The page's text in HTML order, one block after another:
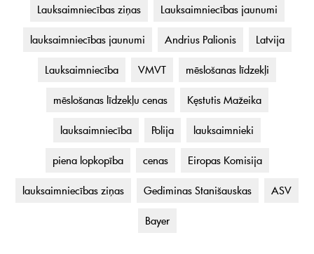
Lauksaimniecības ziņas Lauksaimniecības jaunumi
lauksaimniecības jaunumi Andrius Palionis Latvija
Lauksaimniecība VMVT mēslošanas līdzekļi
mēslošanas līdzekļu cenas Kęstutis Mažeika
lauksaimniecība Polija lauksaimnieki
piena lopkopība cenas Eiropas Komisija
lauksaimniecības ziņas Gediminas Stanišauskas ASV
Bayer